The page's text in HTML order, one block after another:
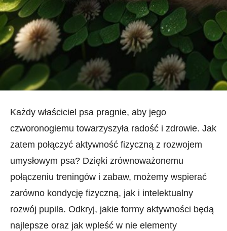
Każdy właściciel psa pragnie, aby jego
czworonogiemu towarzyszyła radość i zdrowie. Jak
zatem połączyć aktywność fizyczną ⁤z⁣ rozwojem⁣
umysłowym psa?​ Dzięki zrównoważonemu
połączeniu treningów​ i ⁢zabaw, możemy wspierać
zarówno ‌kondycję ‌fizyczną, jak i intelektualny
rozwój ​pupila.‌ Odkryj, jakie formy aktywności będą
najlepsze oraz jak wpleść ⁣w nie elementy